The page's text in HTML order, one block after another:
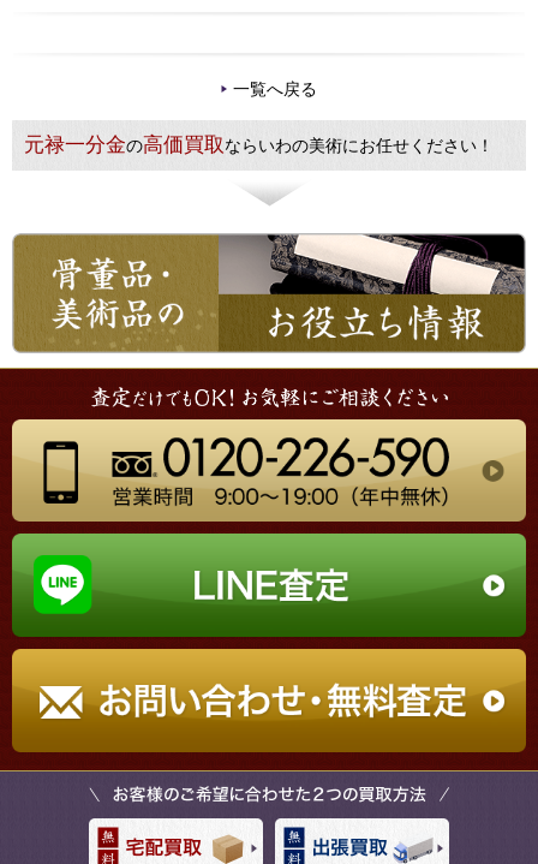
一覧へ戻る
元禄一分金の高価買取ならいわの美術にお任せください！